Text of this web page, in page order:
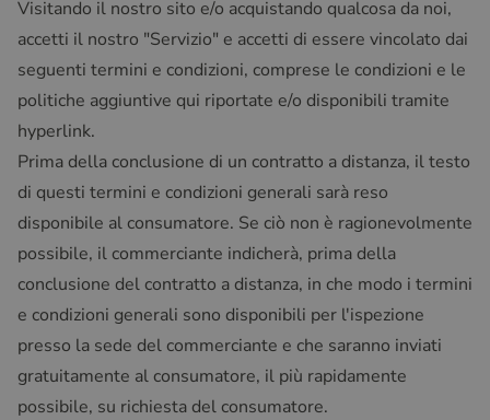
Visitando il nostro sito e/o acquistando qualcosa da noi,
accetti il nostro "Servizio" e accetti di essere vincolato dai
seguenti termini e condizioni, comprese le condizioni e le
politiche aggiuntive qui riportate e/o disponibili tramite
hyperlink.
Prima della conclusione di un contratto a distanza, il testo
di questi termini e condizioni generali sarà reso
disponibile al consumatore. Se ciò non è ragionevolmente
possibile, il commerciante indicherà, prima della
conclusione del contratto a distanza, in che modo i termini
e condizioni generali sono disponibili per l'ispezione
presso la sede del commerciante e che saranno inviati
gratuitamente al consumatore, il più rapidamente
possibile, su richiesta del consumatore.